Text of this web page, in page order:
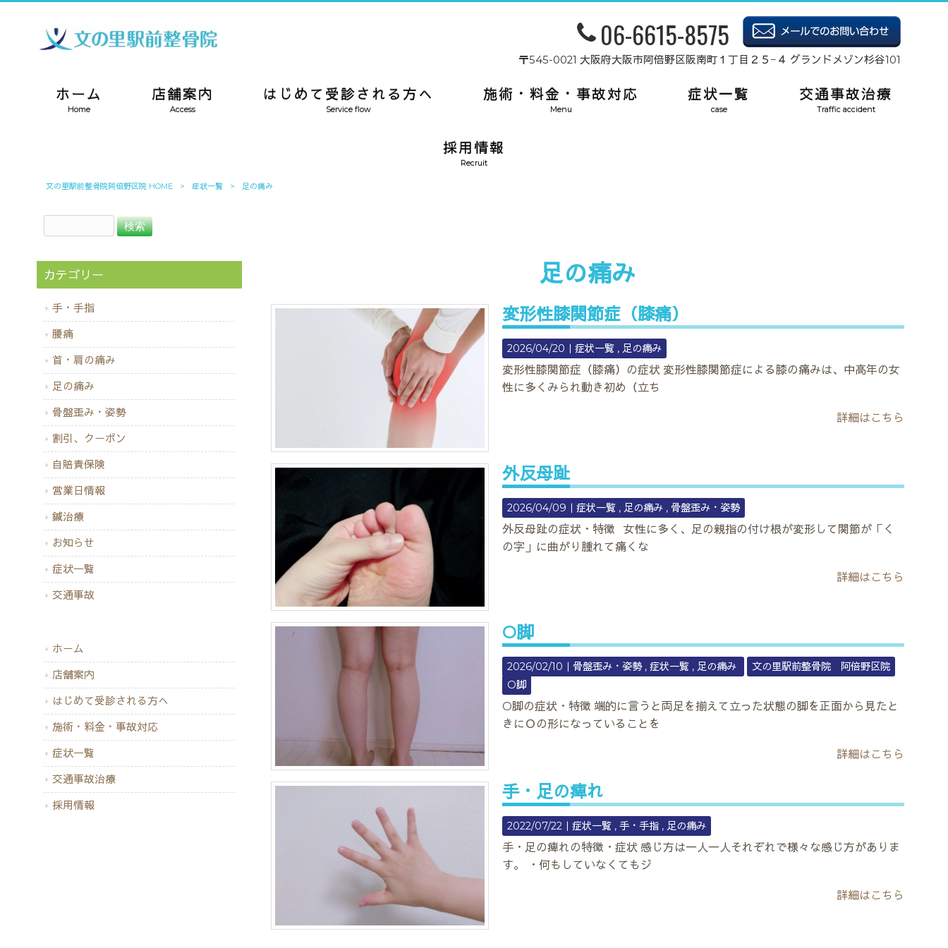
06-6615-8575
〒545-0021 大阪府大阪市阿倍野区阪南町１丁目２５−４ グランドメゾン杉谷101
ホーム
Home
店舗案内
Access
はじめて受診される方へ
Service flow
施術・料金・事故対応
Menu
症状一覧
case
交通事故治療
Traffic accident
採用情報
Recruit
文の里駅前整骨院阿倍野区院 HOME > 症状一覧 > 足の痛み
足の痛み
変形性膝関節症（膝痛）
2026/04/20｜症状一覧 足の痛み
変形性膝関節症（膝痛）の症状 変形性膝関節症による膝の痛みは、中高年の女
性に多くみられ動き初め（立ち
詳細はこちら
外反母趾
2026/04/09｜症状一覧 足の痛み 骨盤歪み・姿勢
外反母趾の症状・特徴 女性に多く、足の親指の付け根が変形して関節が「く
の字」に曲がり腫れて痛くな
詳細はこちら
O脚
2026/02/10｜ 骨盤歪み・姿勢 症状一覧 足の痛み
文の里駅前整骨院 阿倍野区院
O脚
O脚の症状・特徴 端的に言うと両足を揃えて立った状態の脚を正面から見たと
きにＯの形になっていることを
詳細はこちら
手・足の痺れ
2022/07/22｜症状一覧 手・手指 足の痛み
手・足の痺れの特徴・症状 感じ方は一人一人それぞれで様々な感じ方がありま
す。 ・何もしていなくてもジ
詳細はこちら
カテゴリー
手・手指
腰痛
首・肩の痛み
足の痛み
骨盤歪み・姿勢
割引、クーポン
自賠責保険
営業日情報
鍼治療
お知らせ
症状一覧
交通事故
ホーム
店舗案内
はじめて受診される方へ
施術・料金・事故対応
症状一覧
交通事故治療
採用情報